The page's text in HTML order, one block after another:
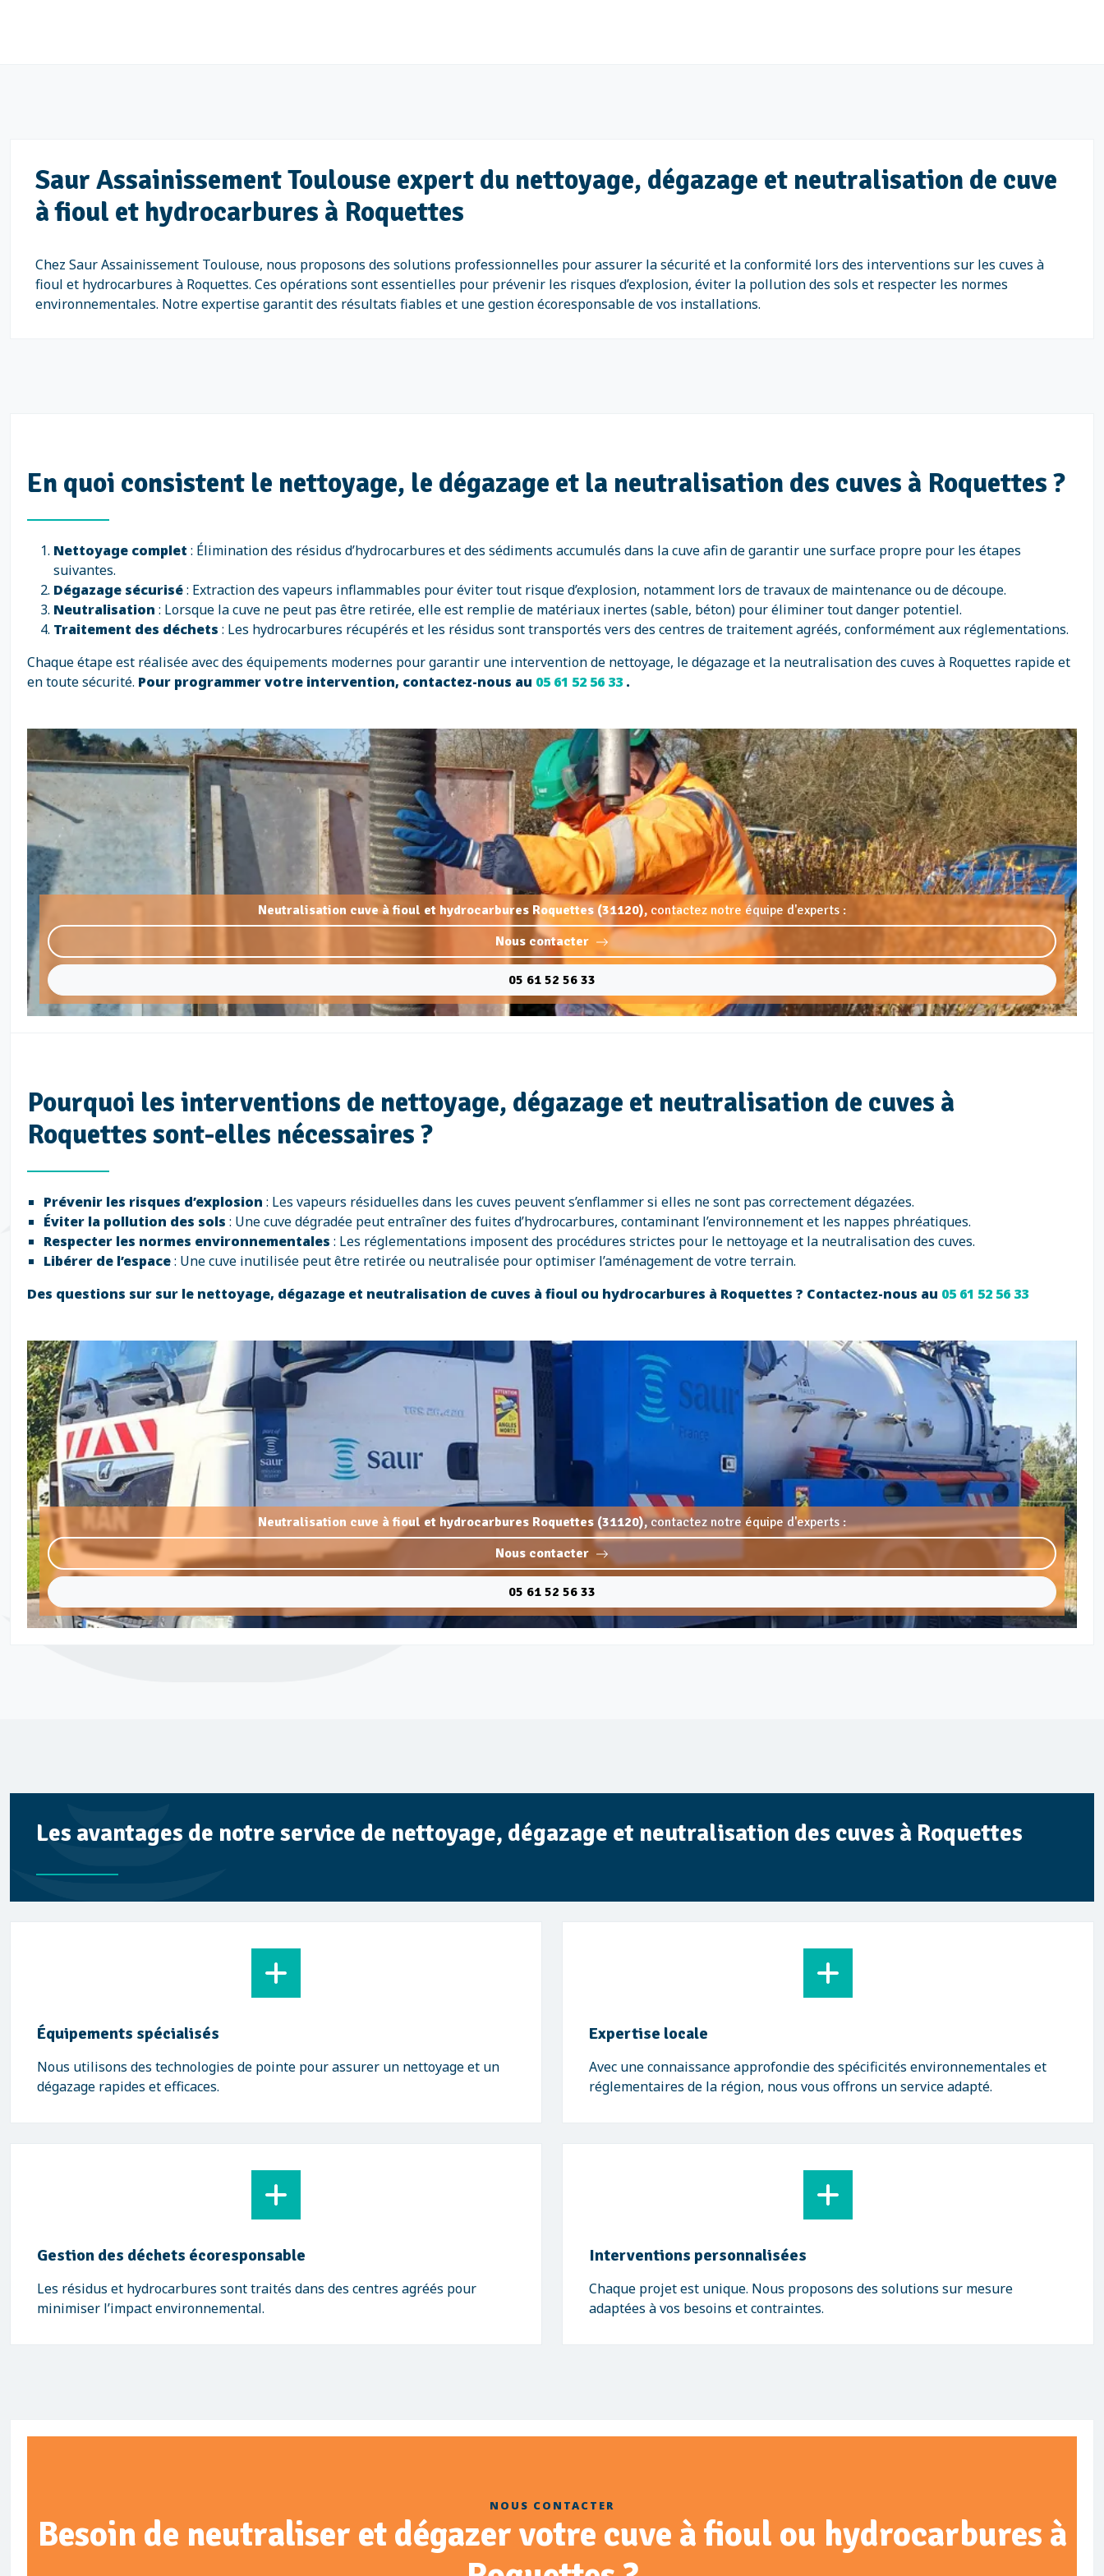
Saur Assainissement Toulouse expert du nettoyage, dégazage et neutralisation de cuve
à fioul et hydrocarbures à Roquettes
Chez Saur Assainissement Toulouse, nous proposons des solutions professionnelles pour assurer la sécurité et la conformité lors des interventions sur les cuves à
fioul et hydrocarbures à Roquettes. Ces opérations sont essentielles pour prévenir les risques d’explosion, éviter la pollution des sols et respecter les normes
environnementales. Notre expertise garantit des résultats fiables et une gestion écoresponsable de vos installations.
En quoi consistent le nettoyage, le dégazage et la neutralisation des cuves à Roquettes ?
Nettoyage complet : Élimination des résidus d’hydrocarbures et des sédiments accumulés dans la cuve afin de garantir une surface propre pour les étapes
suivantes.
Dégazage sécurisé: Extraction des vapeurs inflammables pour éviter tout risque d’explosion, notamment lors de travaux de maintenance ou de découpe.
Neutralisation : Lorsque la cuve ne peut pas être retirée, elle est remplie de matériaux inertes (sable, béton) pour éliminer tout danger potentiel.
Traitement des déchets : Les hydrocarbures récupérés et les résidus sont transportés vers des centres de traitement agréés, conformément aux réglementations.
Chaque étape est réalisée avec des équipements modernes pour garantir une intervention de nettoyage, le dégazage et la neutralisation des cuves à Roquettes rapide et
en toute sécurité. Pour programmer votre intervention, contactez-nous au 05 61 52 56 33 .
Neutralisation cuve à fioul et hydrocarbures Roquettes (31120), contactez notre équipe d'experts :
Nous contacter
05 61 52 56 33
Pourquoi les interventions de nettoyage, dégazage et neutralisation de cuves à
Roquettes sont-elles nécessaires ?
Prévenir les risques d’explosion : Les vapeurs résiduelles dans les cuves peuvent s’enflammer si elles ne sont pas correctement dégazées.
Éviter la pollution des sols : Une cuve dégradée peut entraîner des fuites d’hydrocarbures, contaminant l’environnement et les nappes phréatiques.
Respecter les normes environnementales : Les réglementations imposent des procédures strictes pour le nettoyage et la neutralisation des cuves.
Libérer de l’espace: Une cuve inutilisée peut être retirée ou neutralisée pour optimiser l’aménagement de votre terrain.
Des questions sur sur le nettoyage, dégazage et neutralisation de cuves à fioul ou hydrocarbures à Roquettes ? Contactez-nous au 05 61 52 56 33
Neutralisation cuve à fioul et hydrocarbures Roquettes (31120),contactez notre équipe d'experts :
Nous contacter
05 61 52 56 33
Les avantages de notre service de nettoyage, dégazage et neutralisation des cuves à Roquettes
Équipements spécialisés
Nous utilisons des technologies de pointe pour assurer un nettoyage et un
dégazage rapides et efficaces.
Expertise locale
Avec une connaissance approfondie des spécificités environnementales et
réglementaires de la région, nous vous offrons un service adapté.
Gestion des déchets écoresponsable
Les résidus et hydrocarbures sont traités dans des centres agréés pour
minimiser l’impact environnemental.
Interventions personnalisées
Chaque projet est unique. Nous proposons des solutions sur mesure
adaptées à vos besoins et contraintes.
NOUS CONTACTER
Besoin de neutraliser et dégazer votre cuve à fioul ou hydrocarbures à